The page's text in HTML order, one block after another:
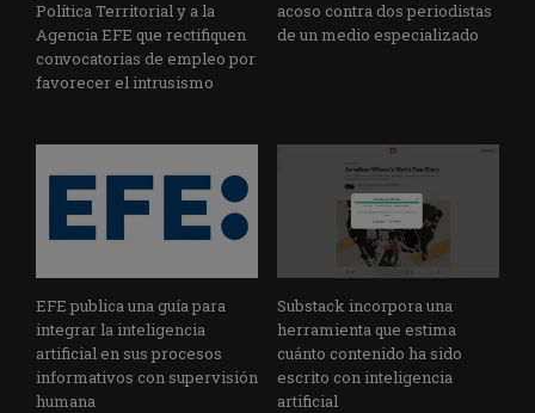
Política Territorial y a la
Agencia EFE que rectifiquen
convocatorias de empleo por
favorecer el intrusismo
acoso contra dos periodistas
de un medio especializado
EFE publica una guía para
integrar la inteligencia
artificial en sus procesos
informativos con supervisión
humana
Substack incorpora una
herramienta que estima
cuánto contenido ha sido
escrito con inteligencia
artificial